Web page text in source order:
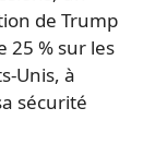
de Trump
25 % sur les
Unis, à
sécurité